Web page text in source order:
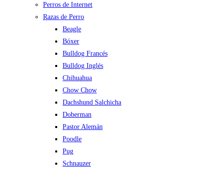
Perros de Internet
Razas de Perro
Beagle
Bóxer
Bulldog Francés
Bulldog Inglés
Chihuahua
Chow Chow
Dachshund Salchicha
Doberman
Pastor Alemán
Poodle
Pug
Schnauzer